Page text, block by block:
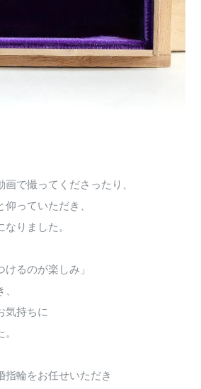
で撮ってくださったり、
仰っていただき、
りました。
るのが楽しみ」
気持ちに
指輪をお任せいただき